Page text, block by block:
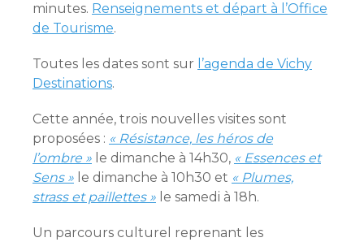
minutes. Renseignements et départ à l’Office
de Tourisme.
Toutes les dates sont sur l’agenda de Vichy
Destinations.
Cette année, trois nouvelles visites sont
proposées : « Résistance, les héros de
l’ombre » le dimanche à 14h30, « Essences et
Sens » le dimanche à 10h30 et « Plumes,
strass et paillettes » le samedi à 18h.
Un parcours culturel reprenant les